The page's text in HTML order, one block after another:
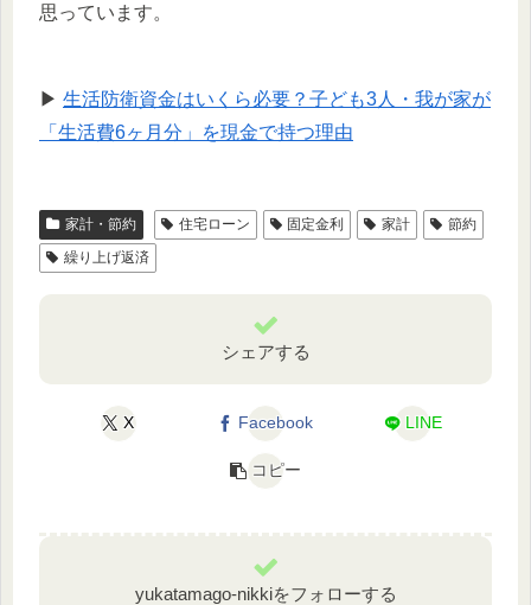
思っています。
▶ 生活防衛資金はいくら必要？子ども3人・我が家が
「生活費6ヶ月分」を現金で持つ理由
家計・節約 住宅ローン 固定金利 家計
節約
繰り上げ返済
シェアする
X Facebook LINE
コピー
yukatamago-nikkiをフォローする